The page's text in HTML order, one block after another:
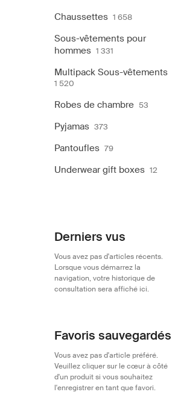
Chaussettes 1 658
Sous-vêtements pour
hommes 1 331
Multipack Sous-vêtements
1 520
Robes de chambre 53
Pyjamas 373
Pantoufles 79
Underwear gift boxes 12
Derniers vus
Vous avez pas d'articles récents.
Lorsque vous démarrez la
navigation, votre historique de
consultation sera affiché ici.
Favoris sauvegardés
Vous avez pas d'article préféré.
Veuillez cliquer sur le cœur à côté
d'un produit si vous souhaitez
l'enregistrer en tant que favori.